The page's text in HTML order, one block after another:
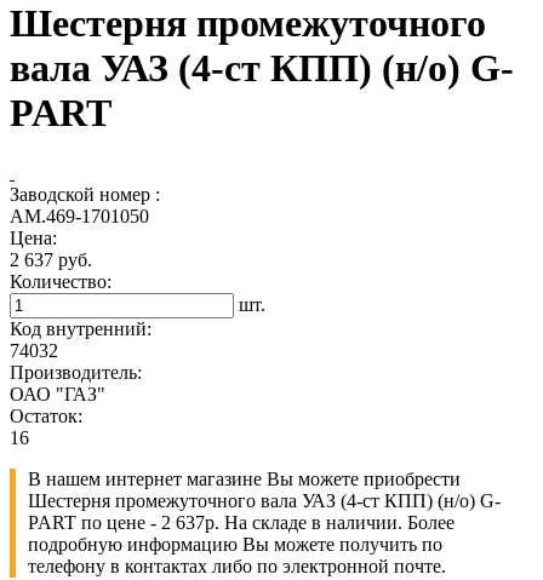
Шестерня промежуточного
вала УАЗ (4-ст КПП) (н/о) G-
PART
Заводской номер :
АМ.469-1701050
Цена:
2 637 руб.
Количество:
шт.
Код внутренний:
74032
Производитель:
ОАО "ГАЗ"
Остаток:
16
В нашем интернет магазине Вы можете приобрести
Шестерня промежуточного вала УАЗ (4-ст КПП) (н/о) G-
PART по цене - 2 637р. На складе в наличии. Более
подробную информацию Вы можете получить по
телефону в контактах либо по электронной почте.